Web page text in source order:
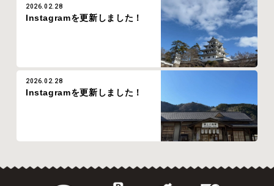
2026.02.28
Instagramを更新しました！
2026.02.28
Instagramを更新しました！